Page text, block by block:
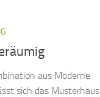
aus Moderne
sich das Musterhaus